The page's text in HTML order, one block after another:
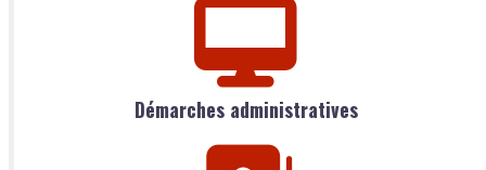
Démarches administratives